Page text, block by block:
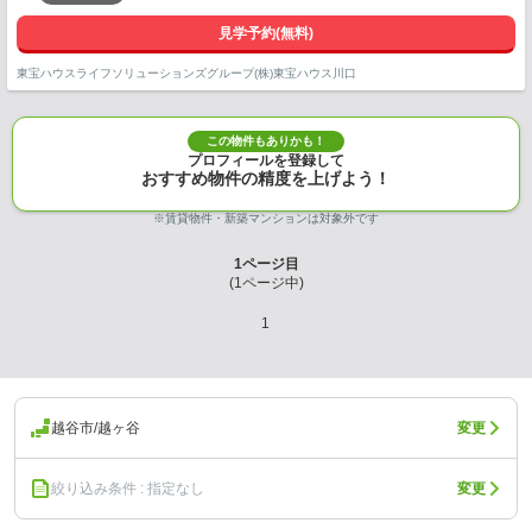
見学予約(無料)
東宝ハウスライフソリューションズグループ(株)東宝ハウス川口
この物件もありかも！
プロフィールを登録して
おすすめ物件の精度を上げよう！
※賃貸物件・新築マンションは対象外です
1ページ目
(1ページ中)
1
越谷市/越ヶ谷 変更
絞り込み条件 : 指定なし 変更